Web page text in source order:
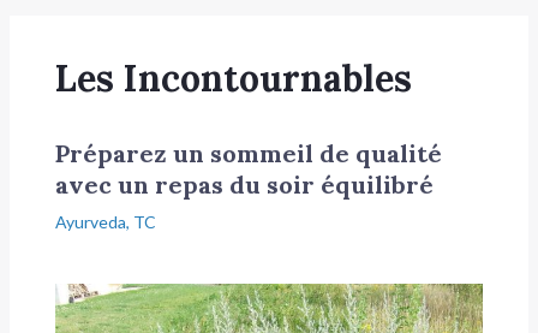
Les Incontournables
Préparez un sommeil de qualité
avec un repas du soir équilibré
Ayurveda, TC